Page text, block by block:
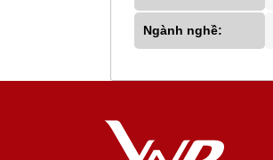
Ngành nghề: